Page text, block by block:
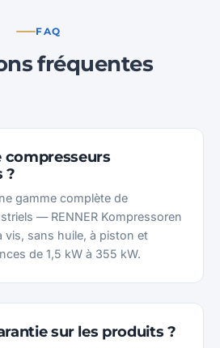
FAQ
fréquentes
compresseurs
?
gamme complète de
— RENNER Kompressoren
vis, sans huile, à piston et
de 1,5 kW à 355 kW.
sur les produits ?